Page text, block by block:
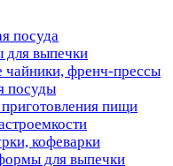
посуда
для выпечки
чайники, френч-прессы
посуды
пищи
кофеварки
для выпечки